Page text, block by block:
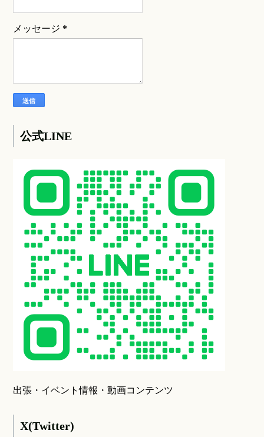
メッセージ*
公式LINE
出張・イベント情報・動画コンテンツ
X(Twitter)